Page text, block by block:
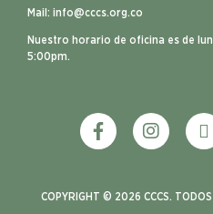
Mail: info@cccs.org.co
Nuestro horario de oficina es de
5:00pm.
COPYRIGHT © 2026 CCCS.